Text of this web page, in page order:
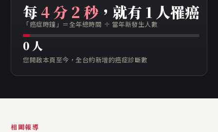
每4 分 2 秒 ，就有 1 人罹癌
「癌症時鐘」＝全年總時間 ÷ 當年新發生人數
0 人
您開啟本頁至今，全台約新增的癌症診斷數
相關報導